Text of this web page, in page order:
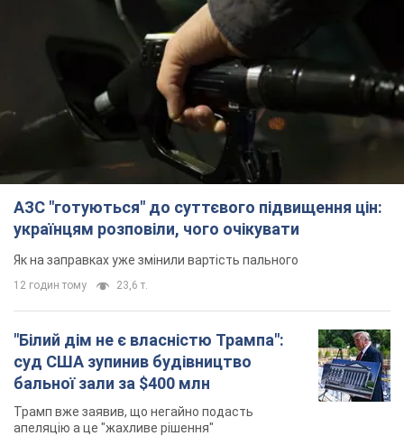
АЗС "готуються" до суттєвого підвищення цін:
українцям розповіли, чого очікувати
Як на заправках уже змінили вартість пального
12 годин тому 23,6 т.
"Білий дім не є власністю Трампа":
суд США зупинив будівництво
бальної зали за $400 млн
Трамп вже заявив, що негайно подасть
апеляцію а це "жахливе рішення"